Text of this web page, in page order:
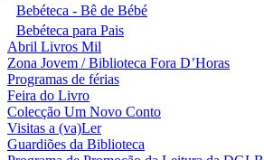
Bebéteca - Bê de Bébé
Bebéteca para Pais
Abril Livros Mil
Zona Jovem / Biblioteca Fora D’Horas
Programas de férias
Feira do Livro
Colecção Um Novo Conto
Visitas a (va)Ler
Guardiões da Biblioteca